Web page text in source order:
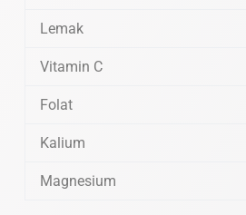
Lemak
Vitamin C
Folat
Kalium
Magnesium